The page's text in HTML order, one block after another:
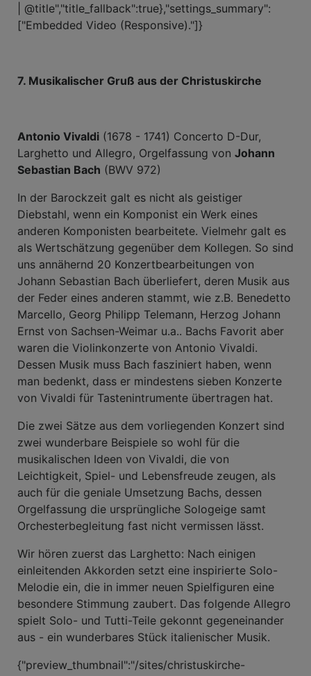
| @title","title_fallback":true},"settings_summary":
["Embedded Video (Responsive)."]}
7. Musikalischer Gruß aus der Christuskirche
Antonio Vivaldi (1678 - 1741) Concerto D-Dur,
Larghetto und Allegro, Orgelfassung von Johann
Sebastian Bach (BWV 972)
In der Barockzeit galt es nicht als geistiger
Diebstahl, wenn ein Komponist ein Werk eines
anderen Komponisten bearbeitete. Vielmehr galt es
als Wertschätzung gegenüber dem Kollegen. So sind
uns annähernd 20 Konzertbearbeitungen von
Johann Sebastian Bach überliefert, deren Musik aus
der Feder eines anderen stammt, wie z.B. Benedetto
Marcello, Georg Philipp Telemann, Herzog Johann
Ernst von Sachsen-Weimar u.a.. Bachs Favorit aber
waren die Violinkonzerte von Antonio Vivaldi.
Dessen Musik muss Bach fasziniert haben, wenn
man bedenkt, dass er mindestens sieben Konzerte
von Vivaldi für Tastenintrumente übertragen hat.
Die zwei Sätze aus dem vorliegenden Konzert sind
zwei wunderbare Beispiele so wohl für die
musikalischen Ideen von Vivaldi, die von
Leichtigkeit, Spiel- und Lebensfreude zeugen, als
auch für die geniale Umsetzung Bachs, dessen
Orgelfassung die ursprüngliche Sologeige samt
Orchesterbegleitung fast nicht vermissen lässt.
Wir hören zuerst das Larghetto: Nach einigen
einleitenden Akkorden setzt eine inspirierte Solo-
Melodie ein, die in immer neuen Spielfiguren eine
besondere Stimmung zaubert. Das folgende Allegro
spielt Solo- und Tutti-Teile gekonnt gegeneinander
aus - ein wunderbares Stück italienischer Musik.
{"preview_thumbnail":"/sites/christuskirche-